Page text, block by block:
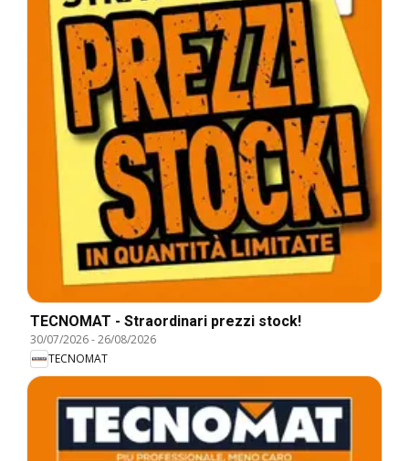
TECNOMAT - Straordinari prezzi stock!
30/07/2026-26/08/2026
TECNOMAT